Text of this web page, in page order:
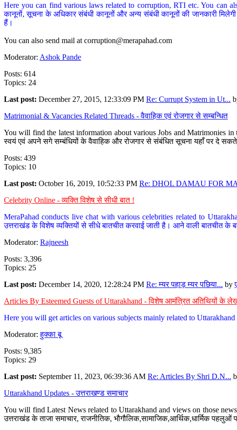
Here you can find various laws related to corruption, RTI etc. You can
कानूनों, सूचना के अधिकार संबंधी कानूनों और अन्य संबंधी कानूनों की जानकारी
हैं।
You can also send mail at corruption@merapahad.com
Moderator: Ashok Pande
Posts: 614
Topics: 24
Last post: December 27, 2015, 12:33:09 PM Re: Currupt System in Ut...
Matrimonial & Vacancies Related Threads - वैवाहिक एवं रोजगार से सम्बन्धित
You will find the latest information about various Jobs and Matrimonies
स्वयं एवं अपने सगे सम्बंधियों के वैवाहिक और रोजगार से संबंधित सूचना यहाँ पर दे
Posts: 439
Topics: 10
Last post: October 16, 2019, 10:52:33 PM Re: DHOL DAMAU FOR
Celebrity Online - व्यक्ति विशेष से सीधी बात !
MeraPahad conducts live chat with various celebrities related to
उत्तराखंड के विशेष व्यक्तियों से सीधे बातचीत करवाई जाती है। आने वाली बातचीत के
Moderator: Rajneesh
Posts: 3,396
Topics: 25
Last post: December 14, 2020, 12:28:24 PM Re: म्यर पहाड़ म्यर पछिया... by
Articles By Esteemed Guests of Uttarakhand - विशेष आमंत्रित अतिथियों के
Here you will get articles on various subjects mainly related to
Moderator:हुक्का बू
Posts: 9,385
Topics: 29
Last post: September 11, 2023, 06:39:36 AM Re: Articles By Shri D.N...
Uttarakhand Updates - उत्तराखण्ड समाचार
You will find Latest News related to Uttarakhand and views on those
उत्तराखंड के ताजा समाचार, राजनीतिक, भौगौलिक,सामाजिक,आर्थिक,धार्मिक